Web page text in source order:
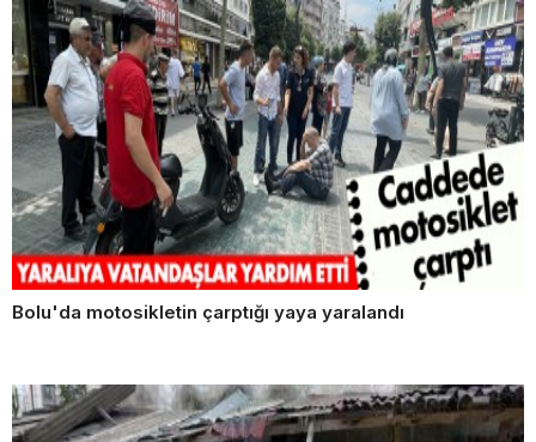
Bolu'da motosikletin çarptığı yaya yaralandı